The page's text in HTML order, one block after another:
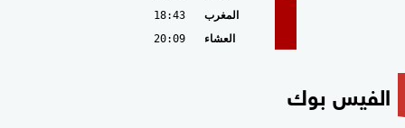
المغرب
18:43
العشاء
20:09
الفيس بوك